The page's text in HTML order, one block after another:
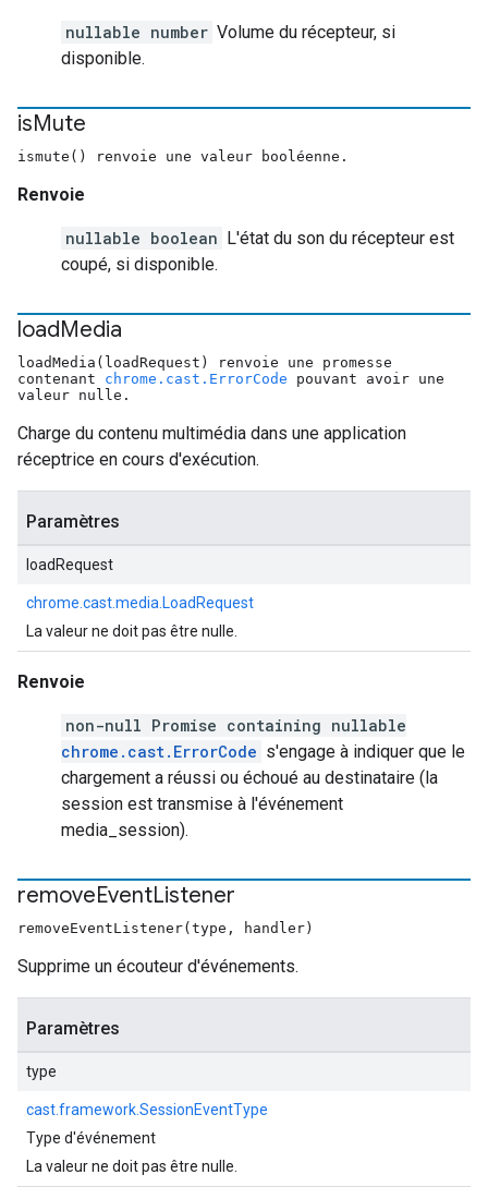
nullable number Volume du récepteur, si
disponible.
isMute
ismute() renvoie une valeur booléenne.
Renvoie
nullable boolean L'état du son du récepteur est
coupé, si disponible.
loadMedia
loadMedia(loadRequest) renvoie une promesse
contenant chrome.cast.ErrorCode pouvant avoir une
valeur nulle.
Charge du contenu multimédia dans une application
réceptrice en cours d'exécution.
Paramètres
loadRequest
chrome.cast.media.LoadRequest
La valeur ne doit pas être nulle.
Renvoie
non-null Promise containing nullable
chrome.cast.ErrorCode s'engage à indiquer que le
chargement a réussi ou échoué au destinataire (la
session est transmise à l'événement
media_session).
removeEventListener
removeEventListener(type, handler)
Supprime un écouteur d'événements.
Paramètres
type
cast.framework.SessionEventType
Type d'événement
La valeur ne doit pas être nulle.